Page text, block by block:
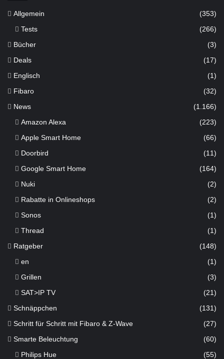
Allgemein (353)
Tests (266)
Bücher (3)
Deals (17)
Englisch (1)
Fibaro (32)
News (1.166)
Amazon Alexa
(223)
Apple Smart Home
(66)
Doorbird
(11)
Google Smart Home
(164)
Nuki
(2)
Rabatte in Onlineshops
(2)
Sonos
(1)
Thread
(1)
Ratgeber (148)
en
(1)
Grillen
(3)
SAT>IP TV
(21)
Schnäppchen (131)
Schritt für Schritt mit Fibaro & Z-Wave (27)
Smarte Beleuchtung (60)
Philips Hue (55)